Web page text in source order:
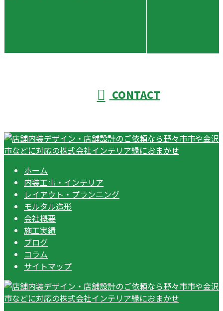
CONTACT
ホーム
内装工事・インテリア
レイアウト・プランニング
モルタル造形
会社概要
施工実績
ブログ
コラム
サイトマップ